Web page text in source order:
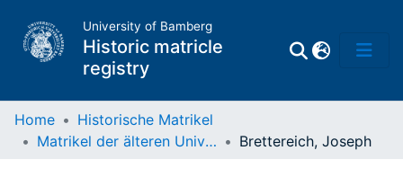
University of Bamberg
Historic matricle
registry
Home
Historische Matrikel
Matrikel der älteren Universität
Brettereich, Joseph